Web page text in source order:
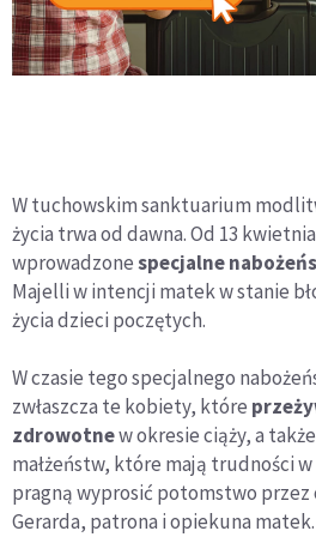
W tuchowskim sanktuarium
życia trwa od dawna. Od 13
wprowadzonespecjalne
Majelli w intencji matek w stanie
życia dzieci poczętych.
W czasie tego specjalnego
zwłaszcza te kobiety, które
zdrowotnew okresie ciąży, a
małżeństw, które mają trudności
pragną wyprosić potomstwo przez
Gerarda, patrona i opiekuna matek.